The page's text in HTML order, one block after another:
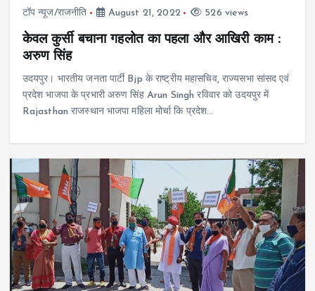
टॉप न्यूज/राजनीति August 21, 2022 526 views
केवल कुर्सी बचाना गहलोत का पहला और आ​खिरी काम :
अरुण सिंह
उदयपुर। भारतीय जनता पार्टी Bjp के राष्ट्रीय महासचिव, राज्यसभा सांसद एवं
प्रदेश भाजपा के प्रभारी अरुण सिंह Arun Singh रविवार को उदयपुर में
Rajasthan राजस्थान भाजपा महिला मोर्चा कि प्रदेश…